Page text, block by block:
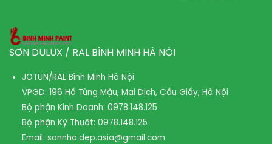
SƠN DULUX / RAL BÌNH MINH HÀ NỘI
JOTUN/RAL Bình Minh Hà Nội
VPGD: 196 Hồ Tùng Mậu, Mai Dịch, Cầu Giấy, Hà Nội
Bộ phận Kinh Doanh: 0978.148.125
Bộ phận Kỹ Thuật: 0978.148.125
Email: sonnha.dep.asia@gmail.com